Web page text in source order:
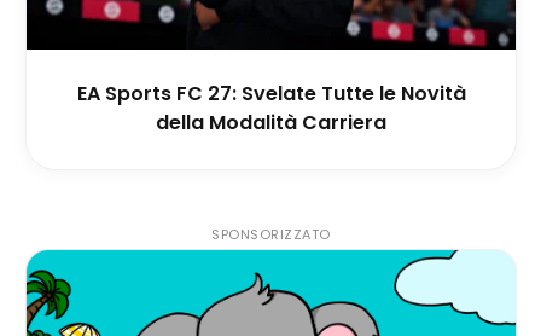
EA Sports FC 27: Svelate Tutte le Novità
della Modalità Carriera
SPONSORIZZATO